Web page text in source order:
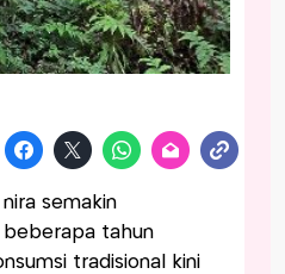
semakin
beberapa tahun
tradisional kini